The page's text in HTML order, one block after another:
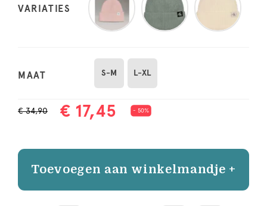
VARIATIES
MAAT S-M L-XL
€ 34,90 € 17,45 - 50%
Toevoegen aan winkelmandje +